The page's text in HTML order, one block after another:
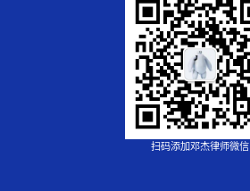
扫码添加邓杰律师微信